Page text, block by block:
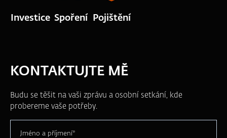
Investice Spoření Pojištění
KONTAKTUJTE MĚ
Budu se těšit na vaši zprávu a osobní setkání, kde
probereme vaše potřeby.
Jméno a příjmení*